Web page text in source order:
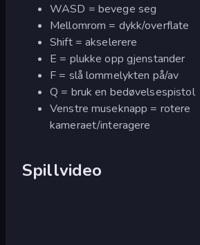
WASD = bevege seg
Mellomrom = dykk/overflate
Shift = akselerere
E = plukke opp gjenstander
F = slå lommelykten på/av
Q = bruk en bedøvelsespistol
Venstre museknapp = rotere
kameraet/interagere
Spillvideo